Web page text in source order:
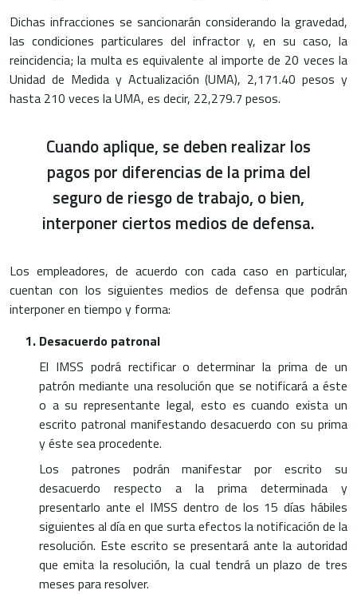
Dichas infracciones se sancionarán considerando la gravedad,
las condiciones particulares del infractor y, en su caso, la
reincidencia; la multa es equivalente al importe de 20 veces la
Unidad de Medida y Actualización (UMA), 2,171.40 pesos y
hasta 210 veces la UMA, es decir, 22,279.7 pesos.
Cuando aplique, se deben realizar los
pagos por diferencias de la prima del
seguro de riesgo de trabajo, o bien,
interponer ciertos medios de defensa.
Los empleadores, de acuerdo con cada caso en particular,
cuentan con los siguientes medios de defensa que podrán
interponer en tiempo y forma:
Desacuerdo patronal
El IMSS podrá rectificar o determinar la prima de un
patrón mediante una resolución que se notificará a éste
o a su representante legal, esto es cuando exista un
escrito patronal manifestando desacuerdo con su prima
y éste sea procedente.
Los patrones podrán manifestar por escrito su
desacuerdo respecto a la prima determinada y
presentarlo ante el IMSS dentro de los 15 días hábiles
siguientes al día en que surta efectos la notificación de la
resolución. Este escrito se presentará ante la autoridad
que emita la resolución, la cual tendrá un plazo de tres
meses para resolver.